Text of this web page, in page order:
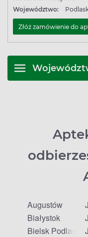
Województwo:
Złóż zamówienie do
Augustów
Białystok
Bielsk Podlaski